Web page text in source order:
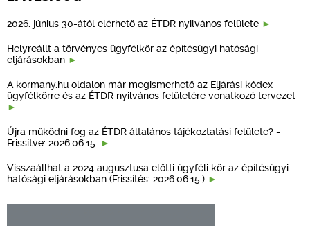
2026. június 30-ától elérhető az ÉTDR nyilvános felülete
Helyreállt a törvényes ügyfélkör az építésügyi hatósági
eljárásokban
A kormany.hu oldalon már megismerhető az Eljárási kódex
ügyfélkörre és az ÉTDR nyilvános felületére vonatkozó tervezet
Újra működni fog az ÉTDR általános tájékoztatási felülete? -
Frissítve: 2026.06.15.
Visszaállhat a 2024 augusztusa előtti ügyféli kör az építésügyi
hatósági eljárásokban (Frissítés: 2026.06.15.)